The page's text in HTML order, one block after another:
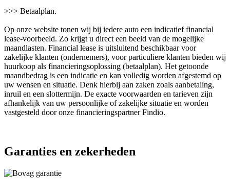
>>> Betaalplan.
Op onze website tonen wij bij iedere auto een indicatief financial
lease-voorbeeld. Zo krijgt u direct een beeld van de mogelijke
maandlasten. Financial lease is uitsluitend beschikbaar voor
zakelijke klanten (ondernemers), voor particuliere klanten bieden wij
huurkoop als financieringsoplossing (betaalplan). Het getoonde
maandbedrag is een indicatie en kan volledig worden afgestemd op
uw wensen en situatie. Denk hierbij aan zaken zoals aanbetaling,
inruil en een slottermijn. De exacte voorwaarden en tarieven zijn
afhankelijk van uw persoonlijke of zakelijke situatie en worden
vastgesteld door onze financieringspartner Findio.
Garanties en zekerheden